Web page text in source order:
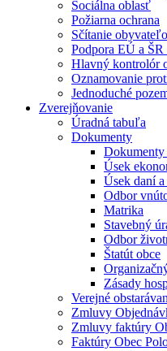
Sociálna oblasť
Požiarna ochrana
Sčítanie
Podpora EÚ a
Hlavný kontrolór
Oznamovanie
Jednoduché
Zverejňovanie
Úradná tabuľa
Dokumenty
Dokumenty
Úsek
Úsek daní
Odbor
Matrika
Stavebný
Odbor
Štatút obce
Zásady
Verejné
Zmluvy
Zmluvy faktúry
Faktúry Obec